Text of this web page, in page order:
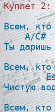
Куплет 2:
Всем, кто
A/C#
Ты даришь
Всем,
Чистую
Всем, кто